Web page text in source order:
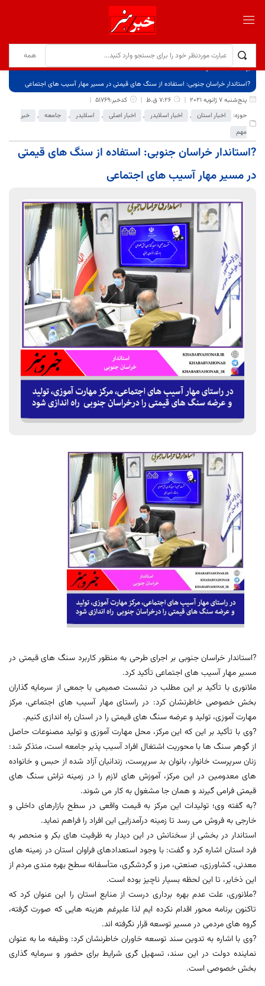
برگ نخست
نوشته‌ها
?استاندار خراسان جنوبی: استفاده از سنگ های قیمتی در مسیر مهار آسیب های اجتماعی
پنج‌شنبه 7 ژانویه 2021
7:26 ق.ظ
کدخبر:51769
حوزه:
اخبار استان , اخبار اسلایدر , اخبار اصلی , اسلایدر , جامعه ,
خبر
مهم
?استاندار خراسان جنوبی: استفاده از سنگ های قیمتی
در مسیر مهار آسیب های اجتماعی
?استاندار خراسان جنوبی بر اجرای طرحی به منظور کاربرد سنگ های قیمتی در
مسیر مهار آسیب های اجتماعی تأکید کرد.
ملانوری با تأکید بر این مطلب در نشست صمیمی با جمعی از سرمایه گذاران
بخش خصوصی خاطرنشان کرد: در راستای مهار آسیب های اجتماعی، مرکز
مهارت آموزی، تولید و عرضه سنگ های قیمتی را در استان راه اندازی کنیم.
?وی با تأکید بر این که این مرکز، محل مهارت آموزی و تولید مصنوعات حاصل
از گوهر سنگ ها با محوریت اشتغال افراد آسیب پذیر جامعه است، متذکر شد:
زنان سرپرست خانوار، بانوان بد سرپرست، زندانیان آزاد شده از حبس و خانواده
های معدومین در این مرکز، آموزش های لازم را در زمینه تراش سنگ های
قیمتی فرامی گیرند و همان جا مشغول به کار می شوند.
?به گفته وی؛ تولیدات این مرکز به قیمت واقعی در سطح بازارهای داخلی و
خارجی به فروش می رسد تا زمینه درآمدزایی این افراد را فراهم نماید.
استاندار در بخشی از سخنانش در این دیدار به ظرفیت های بکر و منحصر به
فرد استان اشاره کرد و گفت: با وجود استعدادهای فراوان استان در زمینه های
معدنی، کشاورزی، صنعتی، مرز و گردشگری، متأسفانه سطح بهره مندی مردم از
این ذخایر، تا این لحظه بسیار ناچیز بوده است.
?ملانوری، علت عدم بهره برداری درست از منابع استان را این عنوان کرد که
تاکنون برنامه محور اقدام نکرده ایم لذا علیرغم هزینه هایی که صورت گرفته،
گروه های مردمی در مسیر توسعه قرار نگرفته اند.
?وی با اشاره به تدوین سند توسعه خاوران خاطرنشان کرد: وظیفه ما به عنوان
نماینده دولت در این سند، تسهیل گری شرایط برای حضور و سرمایه گذاری
بخش خصوصی است.